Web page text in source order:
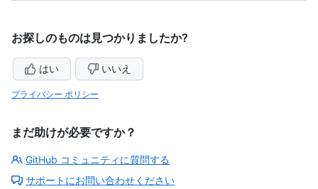
お探しのものは見つかりましたか?
はい いいえ
プライバシー ポリシー
まだ助けが必要ですか？
GitHub コミュニティに質問する
サポートにお問い合わせください